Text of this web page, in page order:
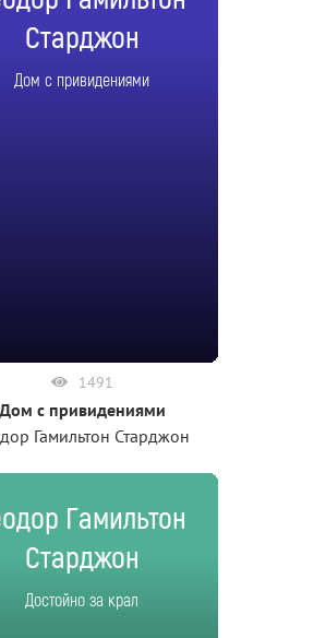
Старджон
Дом с привидениями
1491
Дом с привидениями
Гамильтон Старджон
Гамильтон
Старджон
Достойно за крал